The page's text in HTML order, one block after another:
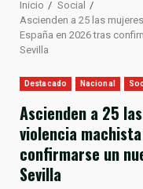
Inicio
Social
Ascienden a 25 las
España en 2026 tras
Sevilla
Destacado Nacional
Ascienden a 25
violencia
confirmarse un
Sevilla